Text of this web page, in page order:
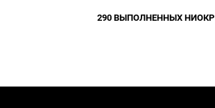
290 ВЫПОЛНЕННЫХ НИОКР